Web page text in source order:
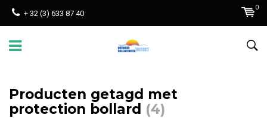
+ 32 (3) 633 87 40
0
Producten getagd met
protection bollard (4)